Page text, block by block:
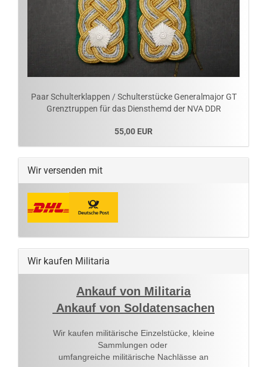
Paar Schulterklappen / Schulterstücke Generalmajor GT
Grenztruppen für das Diensthemd der NVA DDR
55,00 EUR
Wir versenden mit
Wir kaufen Militaria
Ankauf von Militaria
Ankauf von Soldatensachen
Wir kaufen militärische Einzelstücke, kleine
Sammlungen oder
umfangreiche militärische Nachlässe an